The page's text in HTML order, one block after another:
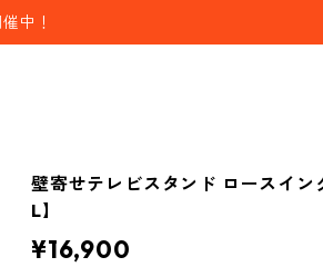
中！
壁寄せテレビスタンド ロースイ
L】
¥16,900